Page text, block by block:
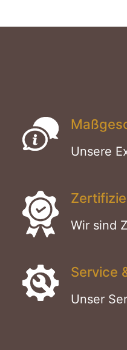
Unsere
Wir sind
Service
Unser